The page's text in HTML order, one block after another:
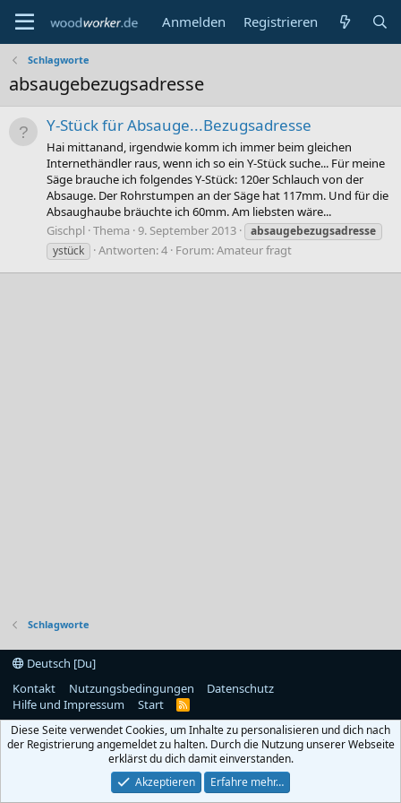
Anmelden Registrieren
Schlagworte
absaugebezugsadresse
Y-Stück für Absauge...Bezugsadresse
Hai mittanand, irgendwie komm ich immer beim gleichen
Internethändler raus, wenn ich so ein Y-Stück suche... Für meine
Säge brauche ich folgendes Y-Stück: 120er Schlauch von der
Absauge. Der Rohrstumpen an der Säge hat 117mm. Und für die
Absaughaube bräuchte ich 60mm. Am liebsten wäre...
Gischpl Thema 9. September 2013
absaugebezugsadresse
ystück
Antworten: 4 Forum:Amateur fragt
Schlagworte
Deutsch [Du]
Kontakt
Nutzungsbedingungen
Datenschutz
Hilfe und Impressum
Start
R
S
Diese Seite verwendet Cookies, um Inhalte zu personalisieren und dich nach
der Registrierung angemeldet zu halten. Durch die Nutzung unserer Webseite
erklärst du dich damit einverstanden.
Akzeptieren
Erfahre mehr…